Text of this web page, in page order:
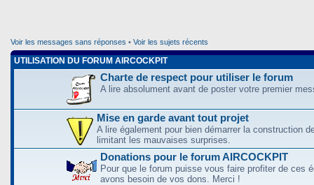
Voir les messages sans réponses • Voir les sujets récents
UTILISATION DU FORUM AIRCOCKPIT
Charte de respect pour utiliser le forum
A lire absolument avant de poster votre premier
Mise en garde avant tout projet
A lire également pour bien démarrer la construction
limitant les mauvaises surprises.
Donations pour le forum AIRCOCKPIT
Pour que le forum puisse vous faire profiter de ces
avons besoin de vos dons. Merci !